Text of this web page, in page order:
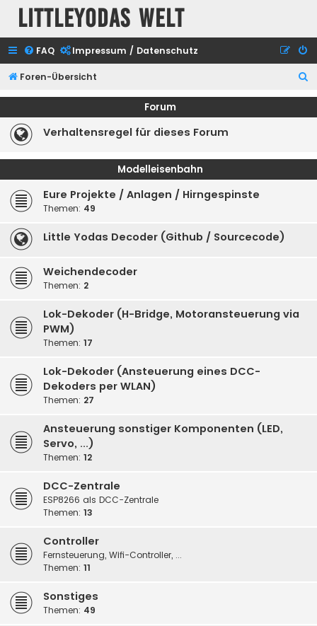
Littleyodas Welt
FAQ Impressum / Datenschutz
Foren-Übersicht
u
Forum
Verhaltensregel für dieses Forum
Modelleisenbahn
Eure Projekte / Anlagen / Hirngespinste
Themen: 49
Little Yodas Decoder (Github / Sourcecode)
Weichendecoder
Themen: 2
Lok-Dekoder (H-Bridge, Motoransteuerung via
PWM)
Themen: 17
Lok-Dekoder (Ansteuerung eines DCC-
Dekoders per WLAN)
Themen: 27
Ansteuerung sonstiger Komponenten (LED,
Servo, ...)
Themen: 12
DCC-Zentrale
ESP8266 als DCC-Zentrale
Themen: 13
Controller
Fernsteuerung, Wifi-Controller, ...
Themen: 11
Sonstiges
Themen: 49